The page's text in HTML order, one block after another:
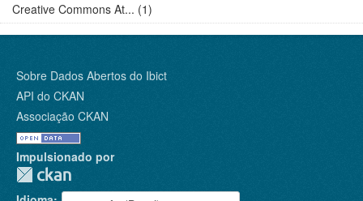
Creative Commons At... (1)
Sobre Dados Abertos do Ibict
API do CKAN
Associação CKAN
Impulsionado por